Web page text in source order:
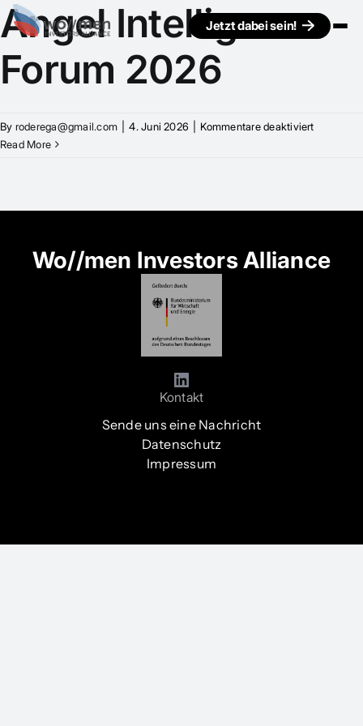
Jetzt dabei sein!
Angel Intelligence
Forum 2026
By roderega@gmail.com 4. Juni 2026 Kommentare deaktiviertfür
Read More
Wo//men Investors Alliance
Kontakt
Sende uns eine Nachricht
Datenschutz
Impressum